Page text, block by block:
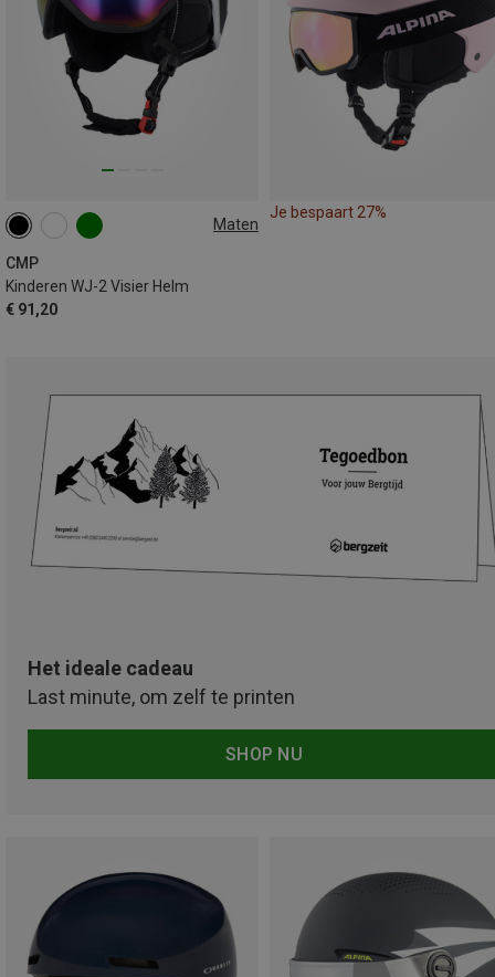
Maten
CMP
Kinderen WJ-2 Visier Helm
€ 91,20
52-54CM
Je bespaart 27%
Het ideale cadeau
Last minute, om zelf te printen
SHOP NU